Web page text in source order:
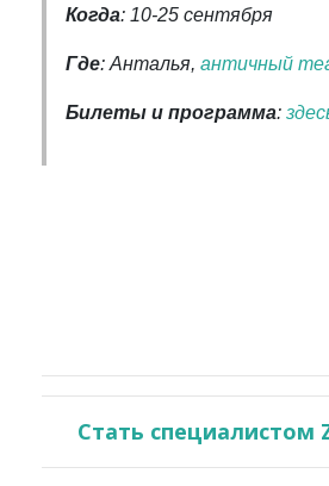
Когда: 10-25 сентября
Где: Анталья, античный
Билеты и программа:
Стать специалистом